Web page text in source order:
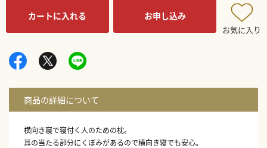
カートに入れる お申し込み
お気に入り
横向き寝で寝付く人のための枕。
耳の当たる部分にくぼみがあるので横向き寝でも安心。